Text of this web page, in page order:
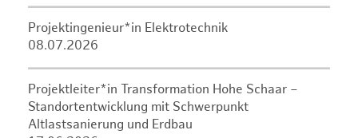
Projektingenieur*in Elektrotechnik
08.07.2026
Projektleiter*in Transformation Hohe Schaar –
Standortentwicklung mit Schwerpunkt
Altlastsanierung und Erdbau